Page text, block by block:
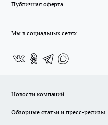
Публичная оферта
Мы в социальных сетях
Новости компаний
Обзорные статьи и пресс-релизы